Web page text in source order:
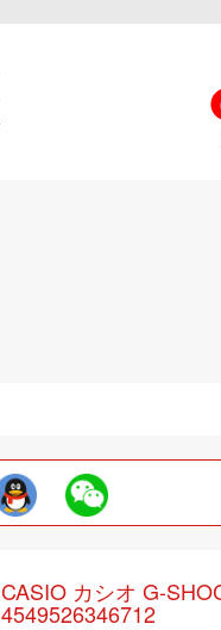
CASIO カシオ G-
4549526346712